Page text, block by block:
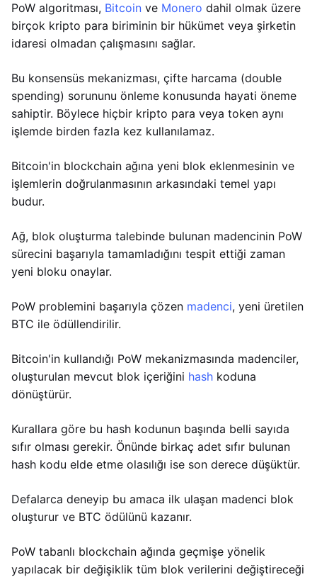
PoW algoritması, Bitcoin ve Monero dahil olmak üzere
birçok kripto para biriminin bir hükümet veya şirketin
idaresi olmadan çalışmasını sağlar.
Bu konsensüs mekanizması, çifte harcama (double
spending) sorununu önleme konusunda hayati öneme
sahiptir. Böylece hiçbir kripto para veya token aynı
işlemde birden fazla kez kullanılamaz.
Bitcoin'in blockchain ağına yeni blok eklenmesinin ve
işlemlerin doğrulanmasının arkasındaki temel yapı
budur.
Ağ, blok oluşturma talebinde bulunan madencinin PoW
sürecini başarıyla tamamladığını tespit ettiği zaman
yeni bloku onaylar.
PoW problemini başarıyla çözen madenci, yeni üretilen
BTC ile ödüllendirilir.
Bitcoin'in kullandığı PoW mekanizmasında madenciler,
oluşturulan mevcut blok içeriğini hash koduna
dönüştürür.
Kurallara göre bu hash kodunun başında belli sayıda
sıfır olması gerekir. Önünde birkaç adet sıfır bulunan
hash kodu elde etme olasılığı ise son derece düşüktür.
Defalarca deneyip bu amaca ilk ulaşan madenci blok
oluşturur ve BTC ödülünü kazanır.
PoW tabanlı blockchain ağında geçmişe yönelik
yapılacak bir değişiklik tüm blok verilerini değiştireceği